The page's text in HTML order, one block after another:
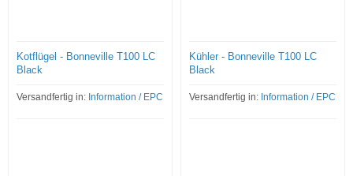
Kotflügel - Bonneville T100 LC
Black
Versandfertig in: Information / EPC
Kühler - Bonneville T100 LC
Black
Versandfertig in: Information / EPC